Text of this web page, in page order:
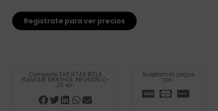
Registrate para ver precios
Comparte TARJETAS RIZLA
FLAVOUR MENTHOL INFUSION C-
25 en:
Aceptamos pagos
con: